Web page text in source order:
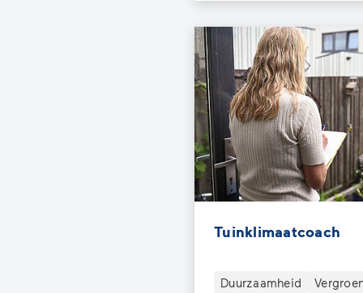
Tuinklimaatcoach
Duurzaamheid